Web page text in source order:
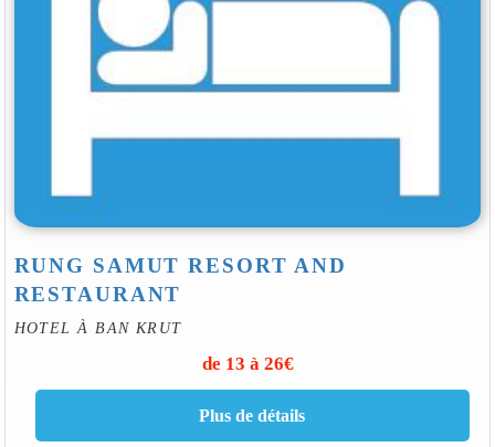
RUNG SAMUT RESORT AND
RESTAURANT
HOTEL À BAN KRUT
de 13 à 26€